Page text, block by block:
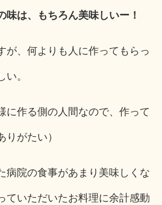
味は、もちろん美味しいー！
が、何よりも人に作ってもらっ
。
に作る側の人間なので、作って
りがたい）
病院の食事があまり美味しくな
ていただいたお料理に余計感動